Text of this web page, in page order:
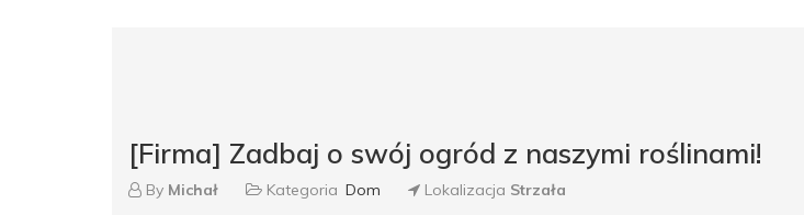
[Firma] Zadbaj o swój ogród z naszymi roślinami!
By Michał Kategoria Dom Lokalizacja Strzała